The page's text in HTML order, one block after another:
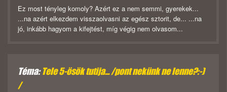
Ez most tényleg komoly? Azért ez a nem semmi, gyerekek...
...na azért elkezdem visszaolvasni az egész sztorit, de... ...na
jó, inkább hagyom a kifejtést, míg végig nem olvasom...
Téma:Tele 5-ösök tutija... /pont nekünk ne lenne?:-)
/